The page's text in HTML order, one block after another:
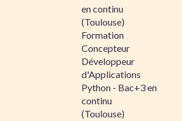
en continu
(Toulouse)
Formation
Concepteur
Développeur
d'Applications
Python - Bac+3 en
continu
(Toulouse)